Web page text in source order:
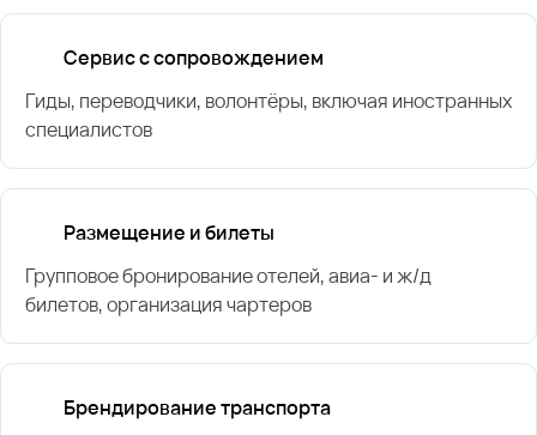
Сервис с сопровождением
Гиды, переводчики, волонтёры, включая иностранных
специалистов
Размещение и билеты
Групповое бронирование отелей, авиа- и ж/д
билетов, организация чартеров
Брендирование транспорта